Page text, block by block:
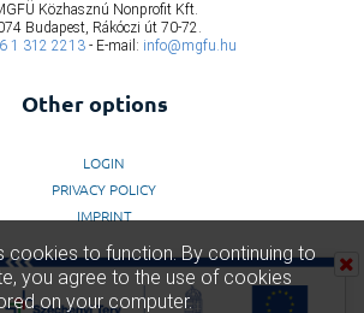
Közhasznú Nonprofit Kft.
Budapest, Rákóczi út 70-72.
1 312 2213- E-mail: info@mgfu.hu
Other options
LOGIN
PRIVACY POLICY
IMPRINT
cookies to function. By continuing to
you agree to the use of cookies
on your computer.